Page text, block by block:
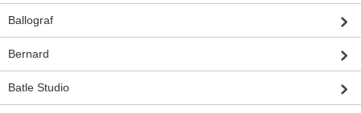
Ballograf
Bernard
Batle Studio